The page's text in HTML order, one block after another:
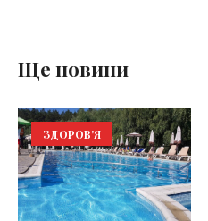
Ще новини
ЗДОРОВ'Я